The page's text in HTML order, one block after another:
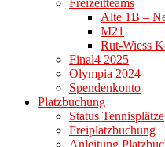
Freizeitteams
Alte 1B –
M21
Rut-Wiess
Final4 2025
Olympia 2024
Spendenkonto
Platzbuchung
Status Tennisplätze
Freiplatzbuchung